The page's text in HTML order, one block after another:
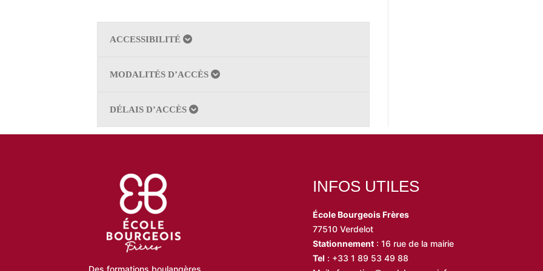
ACCESSIBILITÉ
MODALITÉS D’ACCÈS
DÉLAIS D’ACCÈS
INFOS UTILES
École Bourgeois Frères
77510 Verdelot
Stationnement : 16 rue de la mairie
Tel : +33 1 89 53 49 88